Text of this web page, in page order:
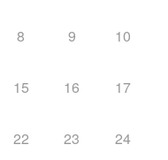
8 9 10
15 16 17
22 23 24